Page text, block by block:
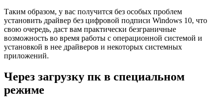
Таким образом, у вас получится без особых проблем
установить драйвер без цифровой подписи Windows 10, что
свою очередь, даст вам практически безграничные
возможность во время работы с операционной системой и
установкой в нее драйверов и некоторых системных
приложений.
Через загрузку пк в специальном
режиме